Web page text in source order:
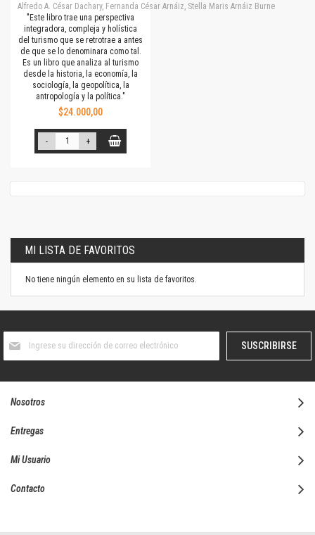
Alfredo A. César Dachary, Fernanda César Arnáiz, Stella Maris Arnáiz Burne
"Este libro trae una perspectiva
integradora, compleja y holística
del turismo que se retrotrae a antes
de que se lo denominara como tal.
Es un libro que analiza al turismo
desde la historia, la economía, la
sociología, la geopolítica, la
antropología y la política."
$24.000,00
- +
MI LISTA DE FAVORITOS
No tiene ningún elemento en su lista de favoritos.
boletín
SUSCRIBIRSE
Nosotros
Entregas
Mi Usuario
Contacto